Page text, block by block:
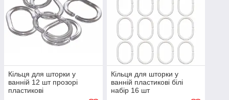
Кільця для шторки у
ванній 12 шт прозорі
пластикові
Кільця для шторки у
ванній пластикові білі
набір 16 шт